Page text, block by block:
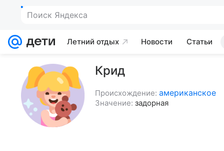
Летний отдых Новости Статьи
Крид
Происхождение: американское
Значение: задорная